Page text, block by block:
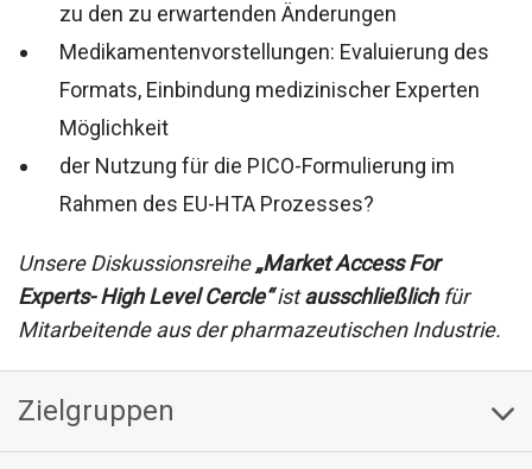
zu den zu erwartenden Änderungen
Medikamentenvorstellungen: Evaluierung des
Formats, Einbindung medizinischer Experten
Möglichkeit
der Nutzung für die PICO-Formulierung im
Rahmen des EU-HTA Prozesses?
Unsere Diskussionsreihe„Market Access For
Experts- High Level Cercle“istausschließlichfür
Mitarbeitende aus der pharmazeutischen Industrie.
Zielgruppen